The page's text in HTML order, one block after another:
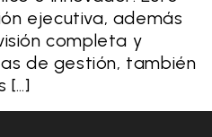
ejecutiva, además
completa y
de gestión, también
[…]